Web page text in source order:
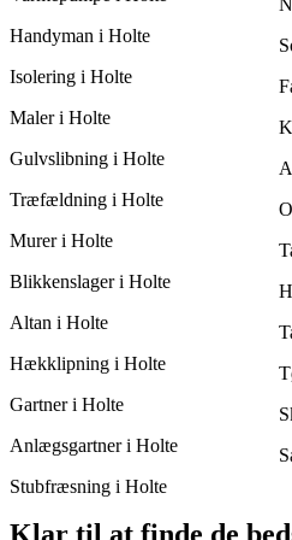
Handyman i Holte
Isolering i Holte
Maler i Holte
Gulvslibning i Holte
Træfældning i Holte
Murer i Holte
Blikkenslager i Holte
Altan i Holte
Hækklipning i Holte
Gartner i Holte
Anlægsgartner i Holte
Stubfræsning i Holte